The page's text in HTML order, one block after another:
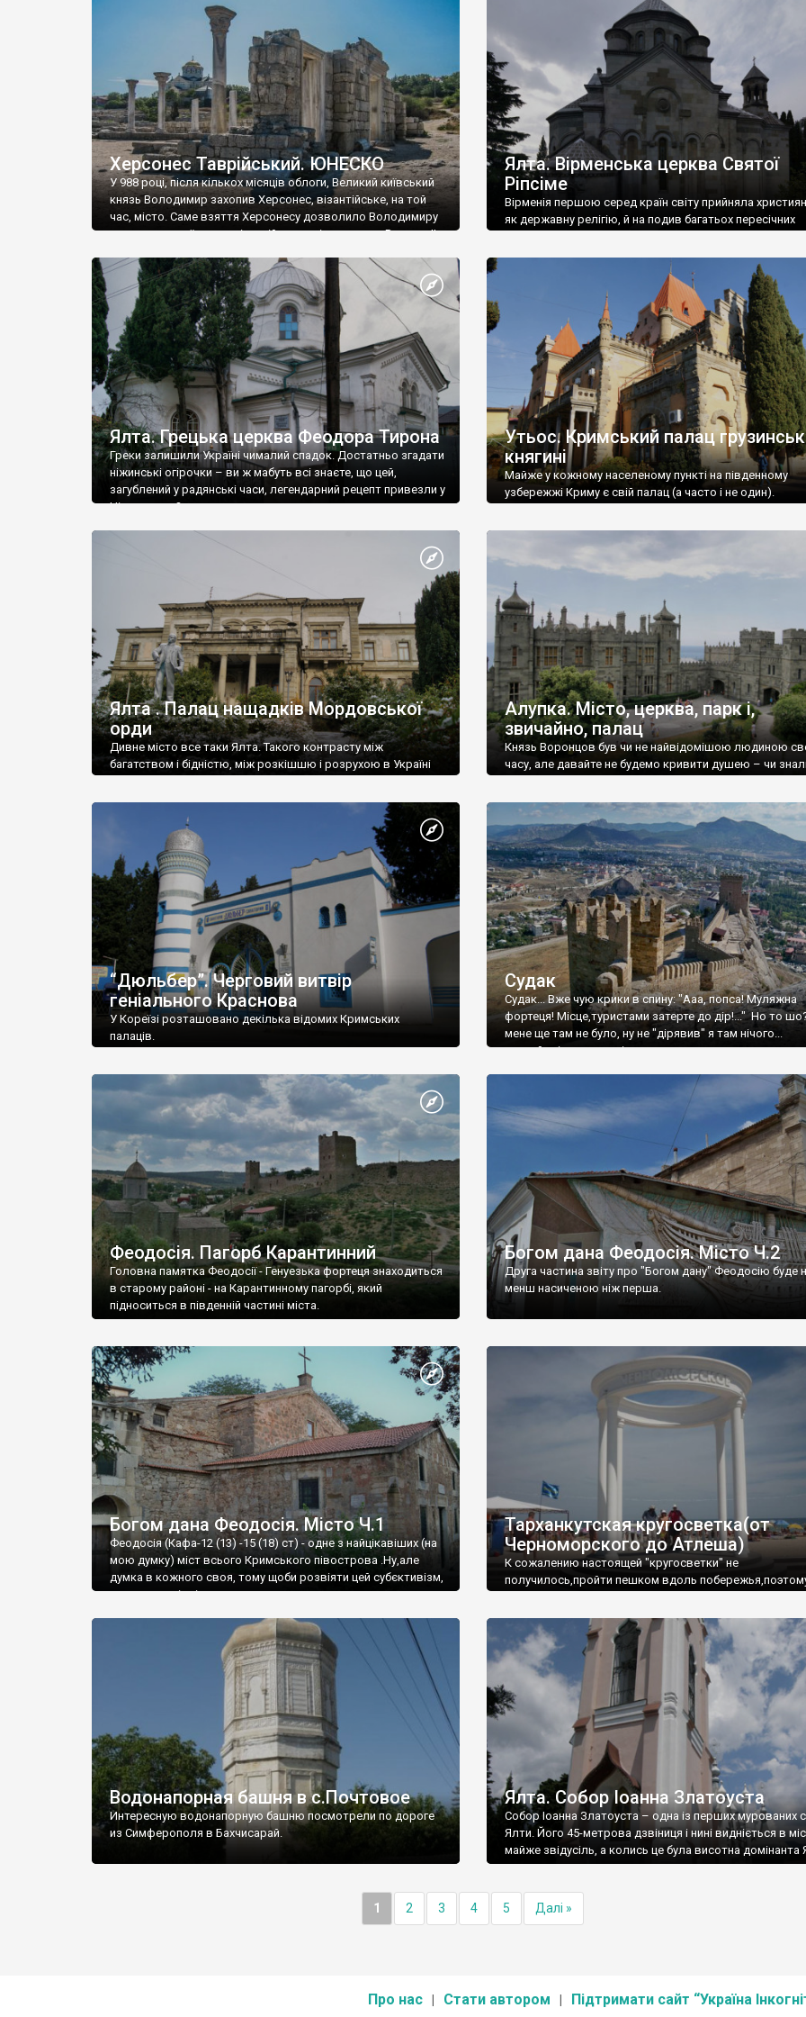
візантійської доби. Раритети викрадені з фондів об’єкту
культурної спадщини ЮНЕСКО «Херсонеса Таврійського».
Офіційно – на виставку «Золото Візантії», але експерти та
влада в Україні вважають це лише […]
називаються «повстяками» (postaki)…” “Вино. Крим
виробляє відмінне вино і його вдосталь: воно все
легке біле і дуже […]
Херсонес Таврійський. ЮНЕСКО
У 988 році, після кількох місяців облоги, Великий київський
князь Володимир захопив Херсонес, візантійське, на той
час, місто. Саме взяття Херсонесу дозволило Володимиру
диктувати свої умови візантійському імператору Василю ІІ,
Херсонесі Володимир-язичник, став Василем-
християнином. А потім було Хрещення Русі. На честь
Херсонесу Таврійського названо місто […]
Ялта. Вірменська церква Святої
Ріпсіме
Вірменія першою серед країн світу прийняла
як державну релігію, й на подив багатьох пересічних
Ялта. Грецька церква Феодора Тирона
Греки залишили Україні чималий спадок. Достатньо згадати
ніжинські огірочки – ви ж мабуть всі знаєте, що цей,
загублений у радянські часи, легендарний рецепт привезли у
Ніжин греки?
Утьос. Кримський палац
княгині
Майже у кожному населеному пункті на південному
узбережжі Криму є свій палац (а часто і не один).
Ялта . Палац нащадків Мордовської
орди
Дивне місто все таки Ялта. Такого контрасту між
багатством і бідністю, між розкішшю і розрухою в Україні
Алупка. Місто, церква, парк і,
звичайно, палац
Князь Воронцов був чи не найвідомішою людиною
часу, але давайте не будемо кривити душею – чи
“Дюльбер”. Черговий витвір
геніального Краснова
У Кореїзі розташовано декілька відомих Кримських
палаців.
Судак
Судак... Вже чую крики в спину: "Ааа, попса! Муляжна
фортеця! Місце,туристами затерте до дір!..." Но то
мене ще там не було, ну не "дірявив" я там нічого...
принаймні до цього літа.
Феодосія. Пагорб Карантинний
Головна памятка Феодосії - Генуезька фортеця знаходиться
в старому районі - на Карантинному пагорбі, який
підноситься в південній частині міста.
Богом дана Феодосія. Місто Ч.2
Друга частина звіту про "Богом дану" Феодосію буде
менш насиченою ніж перша.
Богом дана Феодосія. Місто Ч.1
Феодосія (Кафа-12 (13) -15 (18) ст) - одне з найцікавіших (на
мою думку) міст всього Кримського півострова .Ну,але
думка в кожного своя, тому щоби розвіяти цей субєктивізм,
запрошую відвідати це
Тарханкутская кругосветка(от
Черноморского до Атлеша)
К сожалению настоящей "кругосветки" не
получилось,пройти пешком вдоль
Водонапорная башня в с.Почтовое
Интересную водонапорную башню посмотрели по дороге
из Симферополя в Бахчисарай.
Ялта. Собор Іоанна Златоуста
Собор Іоанна Златоуста – одна із перших мурованих
Ялти. Його 45-метрова дзвіниця і нині видніється в
майже звідусіль, а колись це була висотна домінанта
1 2 3 4 5 Далі »
Про нас Стати автором Підтримати сайт “Україна